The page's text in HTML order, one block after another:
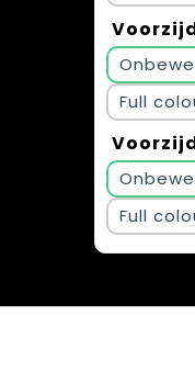
Full
Full